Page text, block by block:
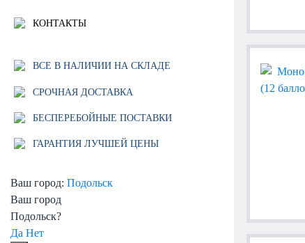
КОНТАКТЫ
ВСЕ В НАЛИЧИИ НА СКЛАДЕ
СРОЧНАЯ ДОСТАВКА
БЕСПЕРЕБОЙНЫЕ ПОСТАВКИ
ГАРАНТИЯ ЛУЧШЕЙ ЦЕНЫ
Ваш город: Подольск
Ваш город
Подольск?
Да Нет